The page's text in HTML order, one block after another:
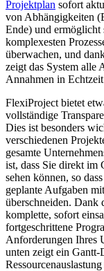
Projektplan sofort
von Abhängigkeiten
Ende) und ermöglicht
komplexesten
überwachen, und
zeigt das System alle
Annahmen in
FlexiProject bietet
vollständige
Dies ist besonders
verschiedenen
gesamte
ist, dass Sie direkt im
sehen können, so
geplante Aufgaben
überschneiden. Dank
komplette, sofort
fortgeschrittene
Anforderungen Ihres
unten zeigt ein